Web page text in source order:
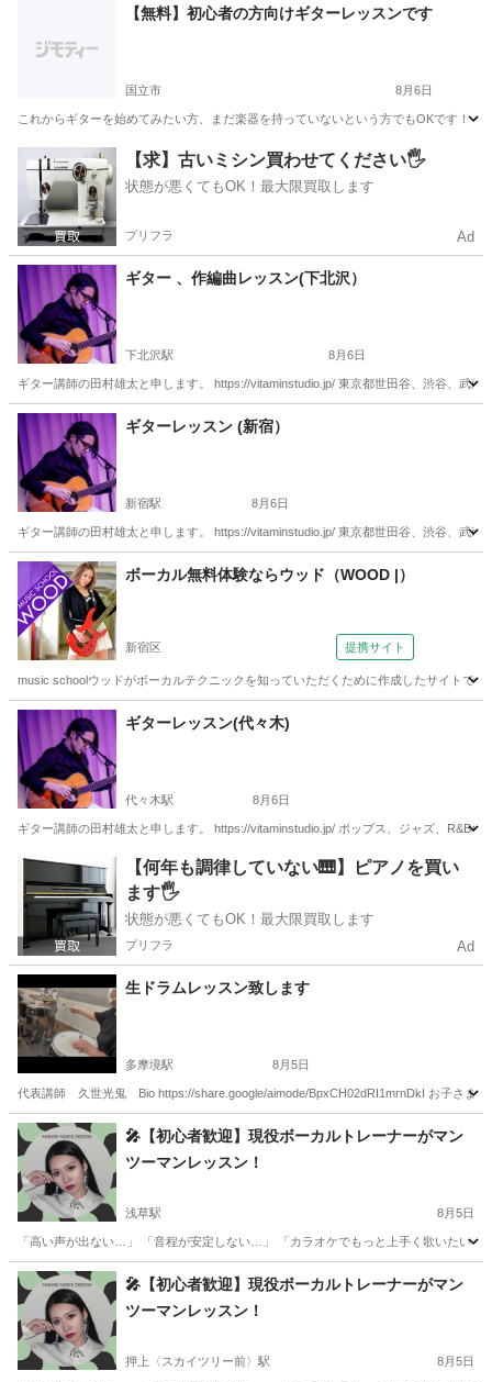
小岩駅 ギター 音楽教室
【無料】初心者の方向けギターレッスンです
国立市 8月6日
これからギターを始めてみたい方、まだ楽器を持っていないという方でもOKです！
東京 国立市 ギター 初心者
【求】古いミシン買わせてください🖐️
状態が悪くてもOK！最大限買取します
プリフラ Ad
ギター 、作編曲レッスン(下北沢）
下北沢駅 8月6日
ギター講師の田村雄太と申します。 https://vitaminstudio.jp/ 東京都世田谷、渋谷、武
東京 世田谷区 ギター
ギターレッスン (新宿）
新宿駅 8月6日
ギター講師の田村雄太と申します。 https://vitaminstudio.jp/ 東京都世田谷、渋谷、武
東京 新宿区 新宿駅 ギター 作編曲
ボーカル無料体験ならウッド（WOOD |）
新宿区 提携サイト
music schoolウッドがボーカルテクニックを知っていただくために作成したサイトで
東京 新宿区 ボーカル
ギターレッスン(代々木)
代々木駅 8月6日
ギター講師の田村雄太と申します。 https://vitaminstudio.jp/ ポップス、ジャズ、R&B
東京 渋谷区 代々木駅 音楽 スタジオ
【何年も調律していない🎹】ピアノを買い
ます🖐️
状態が悪くてもOK！最大限買取します
プリフラ Ad
生ドラムレッスン致します
多摩境駅 8月5日
代表講師 久世光鬼 Bio https://share.google/aimode/BpxCH02dRI1mrnDkI お子さま
東京 八王子市 多摩境駅 ドラム 夏休み
🎤【初心者歓迎】現役ボーカルトレーナーがマン
ツーマンレッスン！
浅草駅 8月5日
「高い声が出ない…」 「音程が安定しない…」 「カラオケでもっと上手く歌いたい
東京 台東区 浅草駅 ボーカル レッスン
🎤【初心者歓迎】現役ボーカルトレーナーがマン
ツーマンレッスン！
押上〈スカイツリー前〉駅 8月5日